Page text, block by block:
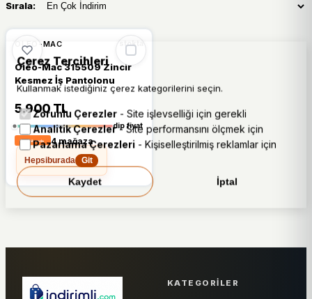
Sırala:
%12
OLEO-MAC stokta
Oleo-Mac 315509 Zincir
Kesmez İş Pantolonu
5.900 TL
dip fiyat
4 mağaza
Hepsiburada
Git
KATEGORILER
Çerez Tercihleri
Kullanmak istediğiniz çerez kategorilerini seçin.
Zorunlu Çerezler - Site işlevselliği için gerekli
Analitik Çerezler- Site performansını ölçmek için
Pazarlama Çerezleri - Kişiselleştirilmiş reklamlar için
Kaydet İptal